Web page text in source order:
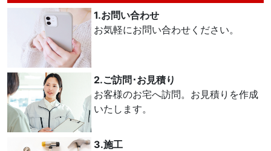
1.お問い合わせ
お気軽にお問い合わせください。
2.ご訪問･お見積り
お客様のお宅へ訪問。お見積りを作成
いたします。
3.施工